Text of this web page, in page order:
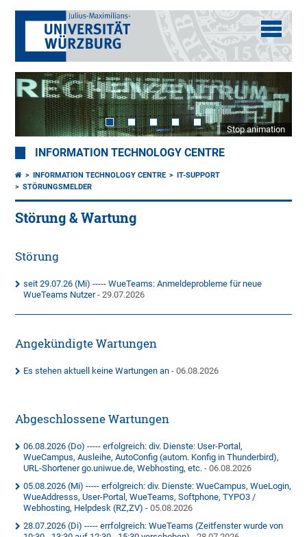
Stop animation
INFORMATION TECHNOLOGY CENTRE
INFORMATION TECHNOLOGY CENTRE
IT-SUPPORT
STÖRUNGSMELDER
Störung & Wartung
Störung
seit 29.07.26 (Mi) ----- WueTeams: Anmeldeprobleme für neue
WueTeams Nutzer- 29.07.2026
Angekündigte Wartungen
Es stehen aktuell keine Wartungen an - 06.08.2026
Abgeschlossene Wartungen
06.08.2026 (Do) ----- erfolgreich: div. Dienste: User-Portal,
WueCampus, Ausleihe, AutoConfig (autom. Konfig in Thunderbird),
URL-Shortener go.uniwue.de, Webhosting, etc.- 06.08.2026
05.08.2026 (Mi) ----- erfolgreich: div. Dienste: WueCampus, WueLogin,
WueAddresss, User-Portal, WueTeams, Softphone, TYPO3 /
Webhosting, Helpdesk (RZ,ZV)- 05.08.2026
28.07.2026 (Di) ----- errfolgreich: WueTeams (Zeitfenster wurde von